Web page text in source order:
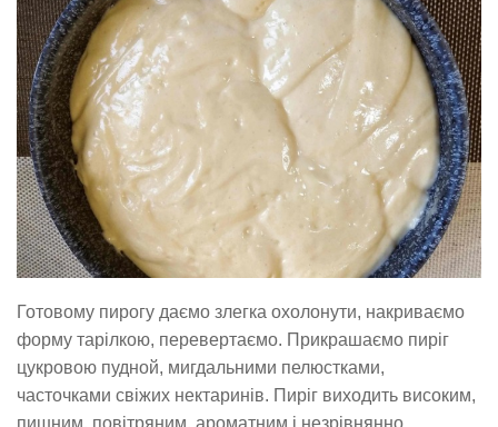
Готовому пирогу даємо злегка охолонути, накриваємо
форму тарілкою, перевертаємо. Прикрашаємо пиріг
цукровою пудной, мигдальними пелюстками,
часточками свіжих нектаринів. Пиріг виходить високим,